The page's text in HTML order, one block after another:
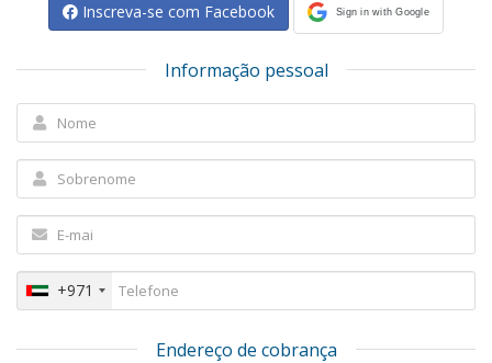
Inscreva-se com Facebook Sign in with Google
Informação pessoal
+971
Endereço de cobrança